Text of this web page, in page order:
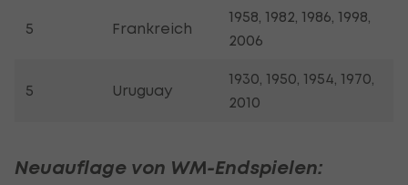
5 Frankreich
1958, 1982, 1986, 1998,
2006
5 Uruguay
1930, 1950, 1954, 1970,
2010
Neuauflage von WM-Endspielen: